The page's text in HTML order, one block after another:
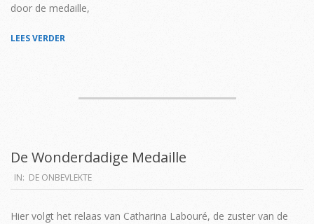
door de medaille,
LEES VERDER
De Wonderdadige Medaille
2019-
04-
16
IN: DE ONBEVLEKTE
Hier volgt het relaas van Catharina Labouré, de zuster van de